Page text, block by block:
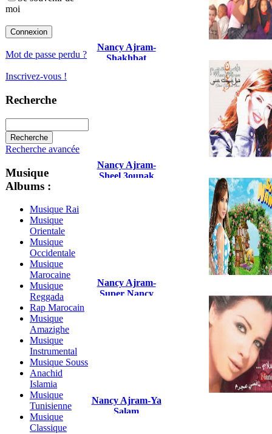
moi
Mot de passe perdu ?
Inscrivez-vous !
Recherche
Recherche avancée
Musique
Albums :
Musique Rai
Musique
Orientale
Musique
Occidentale
Musique
Marocaine
Musique
Reggada
Rap Marocain
Musique
Amazighe
Musique
Instrumental
Musique Souss
Anachid
Islamia
Musique
Tunisienne
Musique
Classique
Nancy Ajram-
Shakhbat
Nancy Ajram-
Sheel 3ounak
Nancy Ajram-
Super Nancy
Nancy Ajram-Ya
Salam